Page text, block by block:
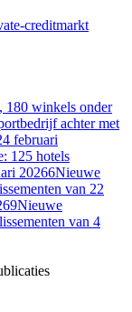
creditmarkt
180 winkels onder
achter met
februari
125 hotels
20266Nieuwe
van 22
9Nieuwe
van 4